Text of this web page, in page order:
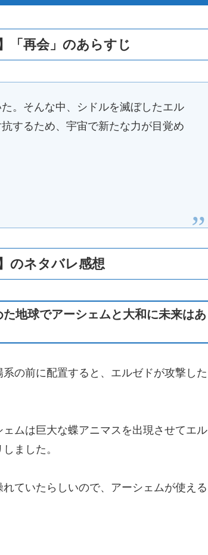
「再会」のあらすじ
。そんな中、シドルを滅ぼしたエル
するため、宇宙で新たな力が目覚め
のネタバレ感想
地球でアーシェムと大和に未来はあ
の前に配置すると、エルゼドが攻撃した
ムは巨大な蝶アニマスを出現させてエル
ました。
れていたらしいので、アーシェムが使える